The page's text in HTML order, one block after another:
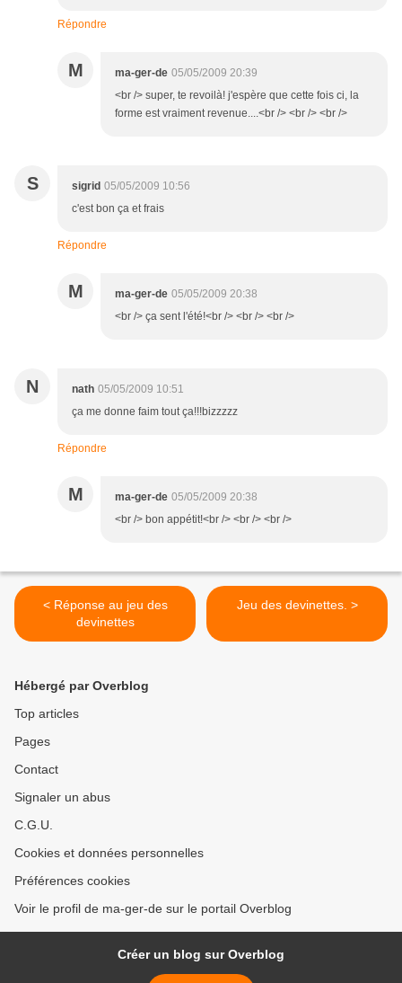
Répondre
M ma-ger-de 05/05/2009 20:39
<br /> super, te revoilà! j'espère que cette fois ci, la
forme est vraiment revenue....<br /> <br /> <br />
S sigrid 05/05/2009 10:56
c'est bon ça et frais
Répondre
M ma-ger-de 05/05/2009 20:38
<br /> ça sent l'été!<br /> <br /> <br />
N nath 05/05/2009 10:51
ça me donne faim tout ça!!!bizzzzz
Répondre
M ma-ger-de 05/05/2009 20:38
<br /> bon appétit!<br /> <br /> <br />
< Réponse au jeu des
devinettes
Jeu des devinettes. >
Hébergé par Overblog
Top articles
Pages
Contact
Signaler un abus
C.G.U.
Cookies et données personnelles
Préférences cookies
Voir le profil de ma-ger-de sur le portail Overblog
Créer un blog sur Overblog